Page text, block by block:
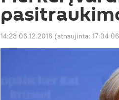
14:23 06.12.2016 (atnaujinta: 17:04